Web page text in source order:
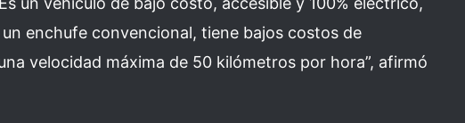
enchufe convencional, tiene bajos costos de
velocidad máxima de 50 kilómetros por hora”, afirmó